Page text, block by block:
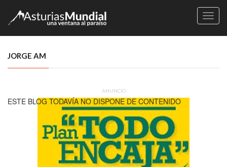
JORGE AM
ESTE BLOG TODAVÍA NO DISPONE DE CONTENIDO
ANUNCIO